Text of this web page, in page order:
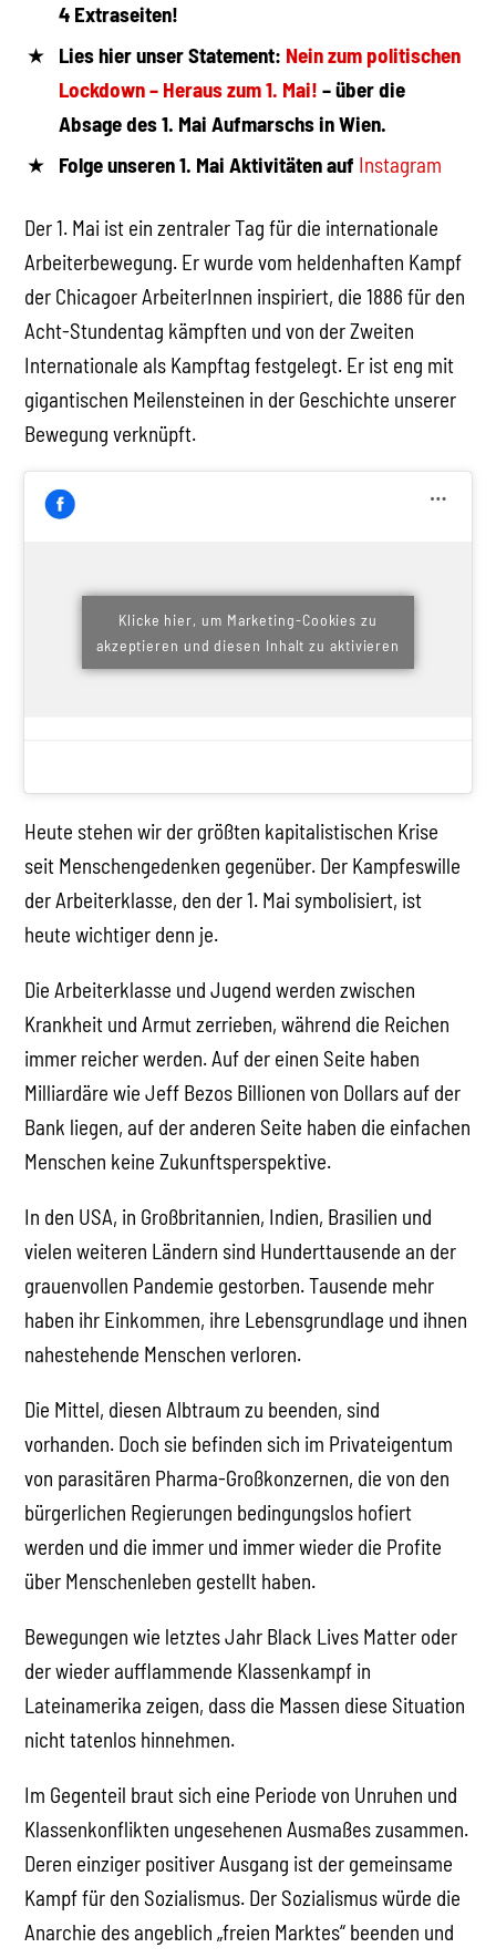
4 Extraseiten!
Lies hier unser Statement: Nein zum politischen
Lockdown – Heraus zum 1. Mai! – über die
Absage des 1. Mai Aufmarschs in Wien.
Folge unseren 1. Mai Aktivitäten auf Instagram
Der 1. Mai ist ein zentraler Tag für die internationale
Arbeiterbewegung. Er wurde vom heldenhaften Kampf
der Chicagoer ArbeiterInnen inspiriert, die 1886 für den
Acht-Stundentag kämpften und von der Zweiten
Internationale als Kampftag festgelegt. Er ist eng mit
gigantischen Meilensteinen in der Geschichte unserer
Bewegung verknüpft.
Klicke hier, um Marketing-Cookies zu
akzeptieren und diesen Inhalt zu aktivieren
Heute stehen wir der größten kapitalistischen Krise
seit Menschengedenken gegenüber. Der Kampfeswille
der Arbeiterklasse, den der 1. Mai symbolisiert, ist
heute wichtiger denn je.
Die Arbeiterklasse und Jugend werden zwischen
Krankheit und Armut zerrieben, während die Reichen
immer reicher werden. Auf der einen Seite haben
Milliardäre wie Jeff Bezos Billionen von Dollars auf der
Bank liegen, auf der anderen Seite haben die einfachen
Menschen keine Zukunftsperspektive.
In den USA, in Großbritannien, Indien, Brasilien und
vielen weiteren Ländern sind Hunderttausende an der
grauenvollen Pandemie gestorben. Tausende mehr
haben ihr Einkommen, ihre Lebensgrundlage und ihnen
nahestehende Menschen verloren.
Die Mittel, diesen Albtraum zu beenden, sind
vorhanden. Doch sie befinden sich im Privateigentum
von parasitären Pharma-Großkonzernen, die von den
bürgerlichen Regierungen bedingungslos hofiert
werden und die immer und immer wieder die Profite
über Menschenleben gestellt haben.
Bewegungen wie letztes Jahr Black Lives Matter oder
der wieder aufflammende Klassenkampf in
Lateinamerika zeigen, dass die Massen diese Situation
nicht tatenlos hinnehmen.
Im Gegenteil braut sich eine Periode von Unruhen und
Klassenkonflikten ungesehenen Ausmaßes zusammen.
Deren einziger positiver Ausgang ist der gemeinsame
Kampf für den Sozialismus. Der Sozialismus würde die
Anarchie des angeblich „freien Marktes“ beenden und